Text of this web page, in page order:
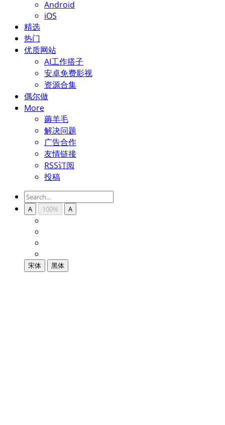
Android
iOS
精选
热门
优质网站
AI工作搭子
安卓免费影视
资源合集
偶尔做
More
薅羊毛
解决问题
广告合作
友情链接
RSS订阅
投稿
A 100% A
宋体 黑体